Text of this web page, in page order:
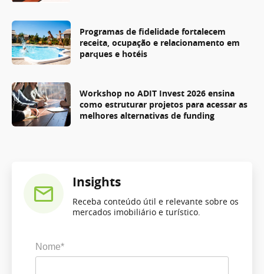
Programas de fidelidade fortalecem
receita, ocupação e relacionamento em
parques e hotéis
Workshop no ADIT Invest 2026 ensina
como estruturar projetos para acessar as
melhores alternativas de funding
Insights
Receba conteúdo útil e relevante sobre os
mercados imobiliário e turístico.
Nome*